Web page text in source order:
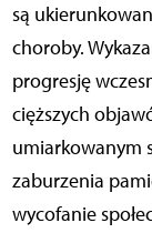
są
choroby.
progresję
cięższych
umiarkowanym
zaburzenia
wycofanie